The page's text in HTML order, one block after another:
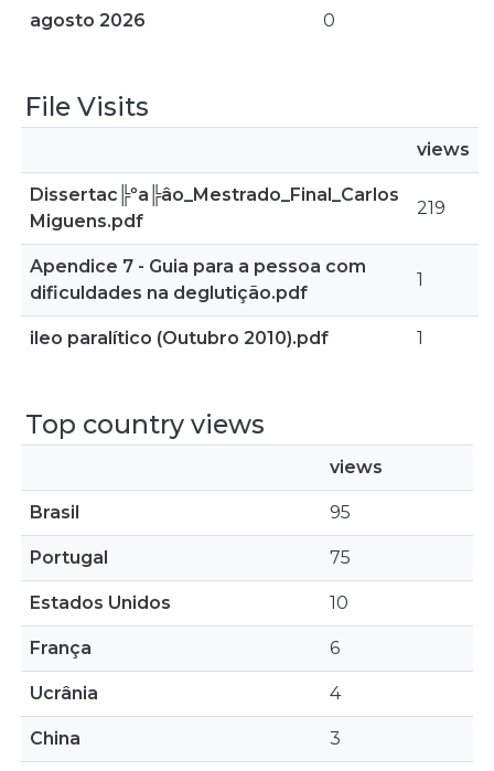
agosto 2026 0
File Visits
views
Dissertac╠ºa╠âo_Mestrado_Final_Carlos
Miguens.pdf
219
Apendice 7 - Guia para a pessoa com
dificuldades na deglutição.pdf
1
ileo paralítico (Outubro 2010).pdf 1
Top country views
views
Brasil 95
Portugal 75
Estados Unidos 10
França 6
Ucrânia 4
China 3